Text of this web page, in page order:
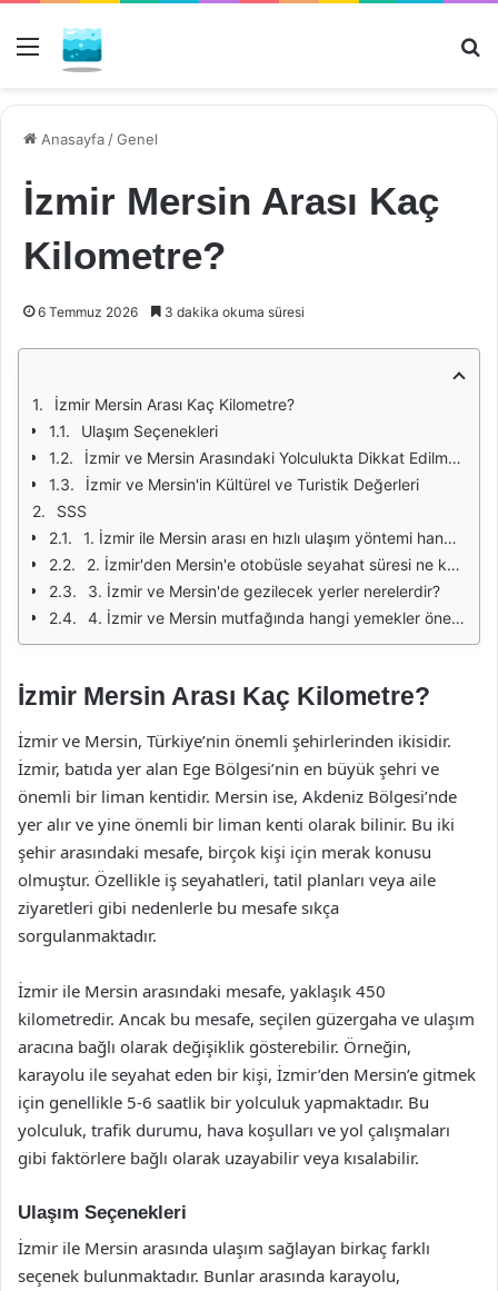
Menü
Anasayfa /Genel
İzmir Mersin Arası Kaç
Kilometre?
6 Temmuz 2026 3 dakika okuma süresi
İzmir Mersin Arası Kaç Kilometre?
Ulaşım Seçenekleri
İzmir ve Mersin Arasındaki Yolculukta Dikkat Edilmesi Gerekenler
İzmir ve Mersin'in Kültürel ve Turistik Değerleri
SSS
1. İzmir ile Mersin arası en hızlı ulaşım yöntemi hangisidir?
2. İzmir'den Mersin'e otobüsle seyahat süresi ne kadardır?
3. İzmir ve Mersin'de gezilecek yerler nerelerdir?
4. İzmir ve Mersin mutfağında hangi yemekler öne çıkar?
İzmir Mersin Arası Kaç Kilometre?
İzmir ve Mersin, Türkiye’nin önemli şehirlerinden ikisidir.
İzmir, batıda yer alan Ege Bölgesi’nin en büyük şehri ve
önemli bir liman kentidir. Mersin ise, Akdeniz Bölgesi’nde
yer alır ve yine önemli bir liman kenti olarak bilinir. Bu iki
şehir arasındaki mesafe, birçok kişi için merak konusu
olmuştur. Özellikle iş seyahatleri, tatil planları veya aile
ziyaretleri gibi nedenlerle bu mesafe sıkça
sorgulanmaktadır.
İzmir ile Mersin arasındaki mesafe, yaklaşık 450
kilometredir. Ancak bu mesafe, seçilen güzergaha ve ulaşım
aracına bağlı olarak değişiklik gösterebilir. Örneğin,
karayolu ile seyahat eden bir kişi, İzmir’den Mersin’e gitmek
için genellikle 5-6 saatlik bir yolculuk yapmaktadır. Bu
yolculuk, trafik durumu, hava koşulları ve yol çalışmaları
gibi faktörlere bağlı olarak uzayabilir veya kısalabilir.
Ulaşım Seçenekleri
İzmir ile Mersin arasında ulaşım sağlayan birkaç farklı
seçenek bulunmaktadır. Bunlar arasında karayolu,